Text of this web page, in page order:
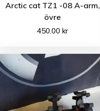
Arctic cat TZ1 -08 A-arm,
övre
450.00kr